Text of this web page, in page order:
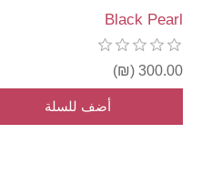
Black Pearl
300.00 (₪)
أضف للسلة